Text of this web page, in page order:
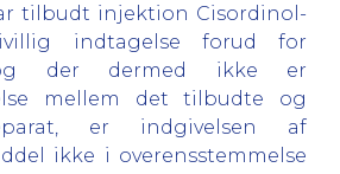
tilbudt injektion Cisordinol-
indtagelse forud for
og der dermed ikke er
mellem det tilbudte og
er indgivelsen af
ikke i overensstemmelse